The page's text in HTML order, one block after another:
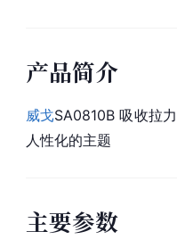
产品简介
威戈SA0810B 吸收拉
人性化的主题
主要参数